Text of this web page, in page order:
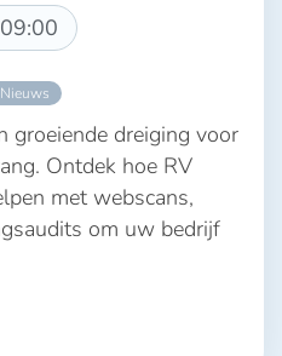
Nieuws
groeiende dreiging voor
Ontdek hoe RV
met webscans,
om uw bedrijf